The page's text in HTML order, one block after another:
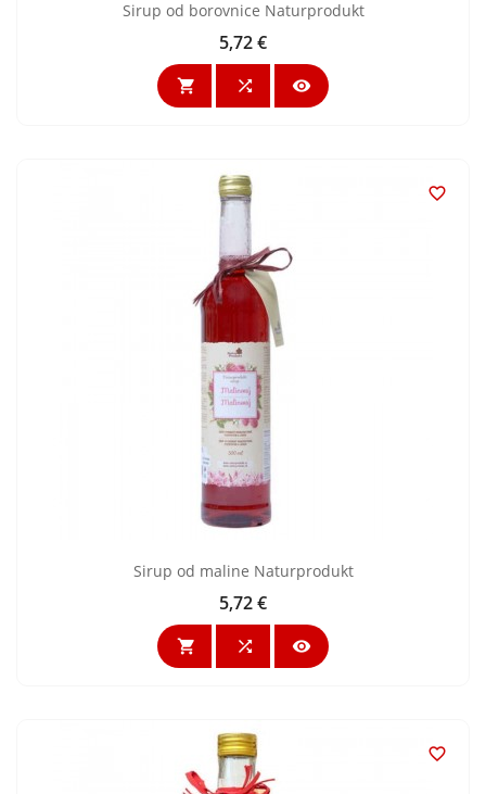
Sirup od borovnice Naturprodukt
Cijena
5,72 €
  

Sirup od maline Naturprodukt
Cijena
5,72 €
  
